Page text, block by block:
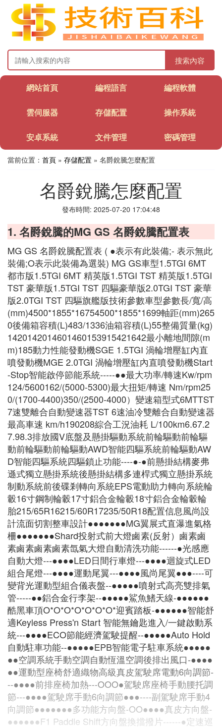
搜索內容
網站首頁 編程語言 編程軟體
雲伺服器 存儲配置 操作系統
安卓系統 文件管理 密碼管理
當前位置： 首頁 » 存儲配置 » 名爵銳騰怎麼配置
名爵銳騰怎麼配置
發布時間: 2025-07-20 17:04:48
1. 名爵銳騰的MG GS 名爵銳騰配置表
MG GS 名爵銳騰配置表 ( ●表示有此裝備;- 表示無此
裝備;O表示此裝備為選裝) MG GS車型1.5TGI 6MT
都市版1.5TGI 6MT 精英版1.5TGI TST 精英版1.5TGI
TST 豪華版1.5TGI TST 四驅豪華版2.0TGI TST 豪華
版2.0TGI TST 四驅旗艦版技術參數車型參數長/寬/高
(mm)4500*1855*16754500*1855*1699軸距(mm)265
0後備箱容積(L)483/1336油箱容積(L)55整備質量(kg)
1420142014601460153915421642最小離地間隙(m
m)185動力性能發動機SGE 1.5TGI 渦輪增壓缸內直
噴發動機MGE 2.0TGI 渦輪增壓缸內直噴發動機Start
-Stop智能啟停節能系統-----●●最大功率/轉速Kw/rpm
124/5600162/(5000-5300)最大扭矩/轉速 Nm/rpm25
0/(1700-4400)350/(2500-4000）變速箱型式6MTTST
7速雙離合自動變速器TST 6速油冷雙離合自動變速器
最高車速 km/h190208綜合工況油耗 L/100km6.67.2
7.98.3排放國V底盤及懸掛驅動系統前輪驅動前輪驅
動前輪驅動前輪驅動AWD智能四驅系統前輪驅動AW
D智能四驅系統四驅鎖止功能----●-●前懸掛結構麥弗
遜式獨立懸掛系統後懸掛結構多連桿式獨立懸掛系統
制動系統前後碟剎轉向系統EPS電動助力轉向系統輪
轂16寸鋼制輪轂17寸鋁合金輪轂18寸鋁合金輪轂輪
胎215/65R16215/60R17235/50R18配置信息風尚設
計流面切割整車設計●●●●●●●MG翼展式直瀑進氣格
柵●●●●●●●Shard投射式前大燈鹵素(反射）鹵素鹵
素鹵素鹵素鹵素氙氣大燈自動清洗功能------●光感應
自動大燈---●●●●LED日間行車燈---●●●●迴旋式LED
組合尾燈---●●●●運動尾翼---●●●●風尚尾翼●●●----可
變背光運動型組合儀表盤--●●●●●噴射式高亮雙排氣
管-----●●鋁合金行李架--●●●●●鯊魚鰭天線-●●●●●●
酷黑車頂O*O*O*O*O*O*O*迎賓踏板-●●●●●●智能舒
適Keyless Press'n Start 智能無鑰匙進入/一鍵啟動系
統---●●●●ECO節能經濟駕駛提醒--●●●●●Auto Hold
自動駐車功能--●●●●●EPB智能電子駐車系統●●●●●
●●空調系統手動空調自動恆溫空調後排出風口-●●●●
●●運動型座椅舒適織物高級真皮駕駛席電動6向調節-
--●●●●前排座椅加熱---OOO●駕駛席座椅手動腰托調
節---●●●●駕駛席手動6向調節●●●----副駕駛席手動4
向調節●●●●●●●多功能方向盤-OO●●●●真皮方向盤-
●●●●●●F1 Paddle Shift方向盤換擋撥片------●定速巡